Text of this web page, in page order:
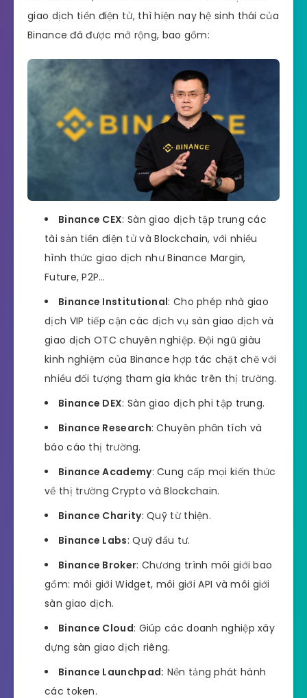
giao dịch tiền điện tử, thì hiện nay hệ sinh thái của
Binance đã được mở rộng, bao gồm:
Binance CEX: Sàn giao dịch tập trung các
tài sản tiền điện tử và Blockchain, với nhiều
hình thức giao dịch như Binance Margin,
Future, P2P…
Binance Institutional: Cho phép nhà giao
dịch VIP tiếp cận các dịch vụ sàn giao dịch và
giao dịch OTC chuyên nghiệp. Đội ngũ giàu
kinh nghiệm của Binance hợp tác chặt chẽ với
nhiều đối tượng tham gia khác trên thị trường.
Binance DEX: Sàn giao dịch phi tập trung.
Binance Research: Chuyên phân tích và
báo cáo thị trường.
Binance Academy: Cung cấp mọi kiến thức
về thị trường Crypto và Blockchain.
Binance Charity: Quỹ từ thiện.
Binance Labs: Quỹ đầu tư.
Binance Broker: Chương trình môi giới bao
gồm: môi giới Widget, môi giới API và môi giới
sàn giao dịch.
Binance Cloud: Giúp các doanh nghiệp xây
dựng sàn giao dịch riêng.
Binance Launchpad: Nền tảng phát hành
các token.